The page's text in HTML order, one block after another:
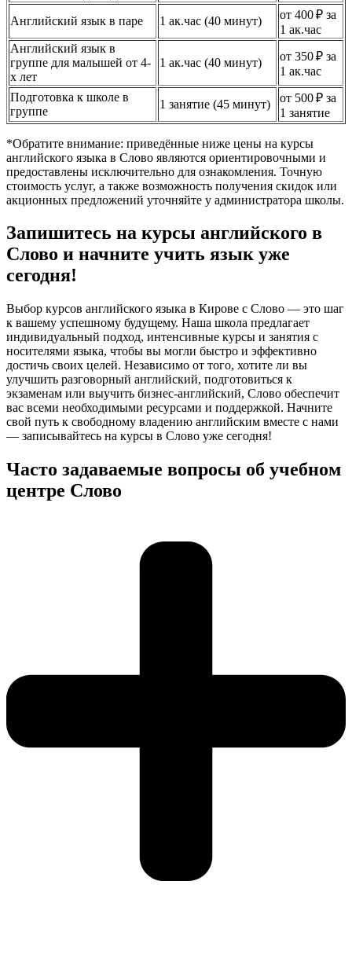
Английский язык в паре 1 ак.час (40 минут)
от 400 ₽ за
1 ак.час
Английский язык в
группе для малышей от 4-
х лет
1 ак.час (40 минут)
от 350 ₽ за
1 ак.час
Подготовка к школе в
группе
1 занятие (45 минут)
от 500 ₽ за
1 занятие
*Обратите внимание: приведённые ниже цены на курсы
английского языка в Слово являются ориентировочными и
предоставлены исключительно для ознакомления. Точную
стоимость услуг, а также возможность получения скидок или
акционных предложений уточняйте у администратора школы.
Запишитесь на курсы английского в
Слово и начните учить язык уже
сегодня!
Выбор курсов английского языка в Кирове с Слово — это шаг
к вашему успешному будущему. Наша школа предлагает
индивидуальный подход, интенсивные курсы и занятия с
носителями языка, чтобы вы могли быстро и эффективно
достичь своих целей. Независимо от того, хотите ли вы
улучшить разговорный английский, подготовиться к
экзаменам или выучить бизнес-английский, Слово обеспечит
вас всеми необходимыми ресурсами и поддержкой. Начните
свой путь к свободному владению английским вместе с нами
— записывайтесь на курсы в Слово уже сегодня!
Часто задаваемые вопросы об учебном
центре Слово